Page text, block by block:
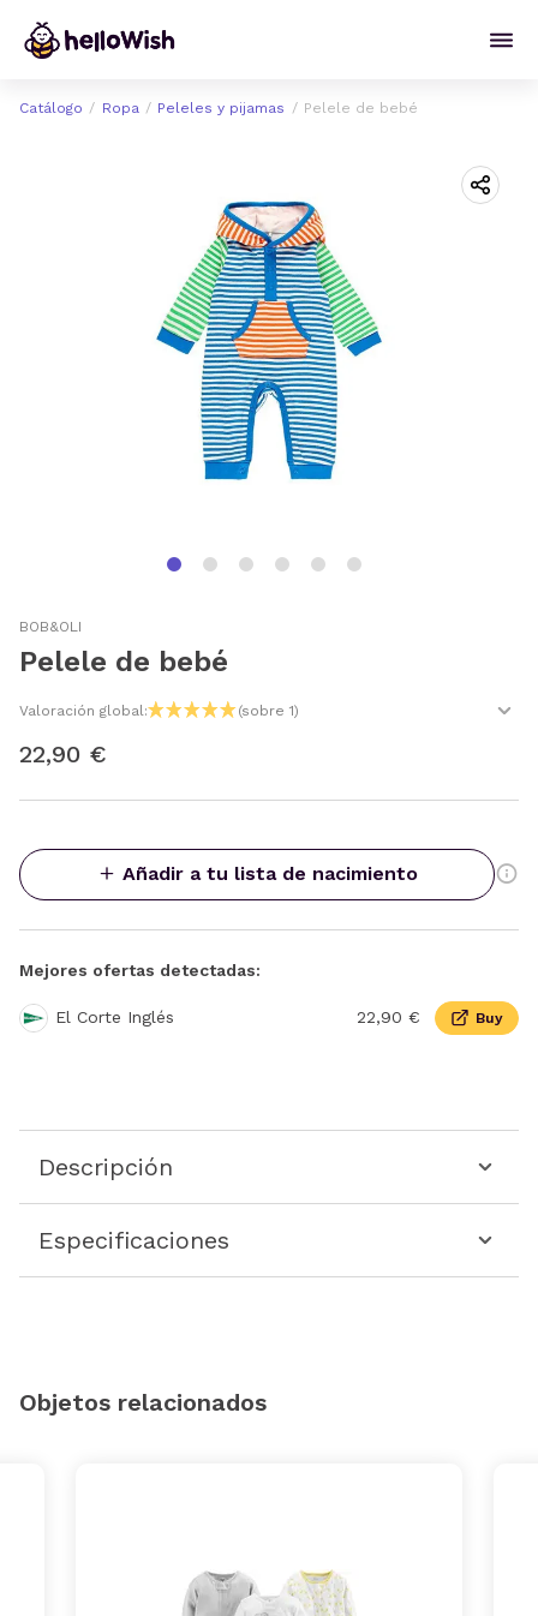
Catálogo Ropa Peleles y pijamas Pelele de bebé
BOB&OLI
Pelele de bebé
Valoración global: (sobre 1)
22,90 €
Añadir a tu lista de nacimiento
Mejores ofertas detectadas:
El Corte Inglés 22,90 € Buy
Descripción
Especificaciones
Objetos relacionados